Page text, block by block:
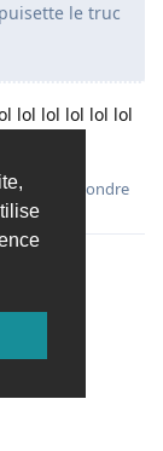
le truc
lol lol lol lol lol
Répondre